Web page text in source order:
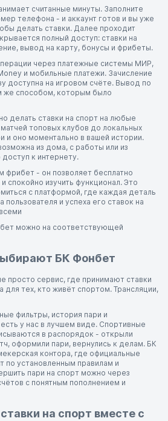
считанные минуты. Заполните
телефона - и аккаунт готов и вы уже
делать ставки. Далее проходит
полный доступ: ставки на
вывод на карту, бонусы и фрибеты.
через платежные системы МИР,
и мобильные платежи. Зачисление
доступна на игровом счёте. Вывод по
же способом, которым было
делать ставки на спорт на любые
топовых клубов до локальных
и оно моментально в вашей истории.
из дома, с работы или из
к интернету.
- он позволяет бесплатно
спокойно изучить функционал. Это
с платформой, где каждая деталь
и успеха его ставок на
можно на соответствующей
БК Фонбет
просто сервис, где принимают ставки
для тех, кто живёт спортом. Трансляции,
фильтры, история пари и
у нас в лучшем виде. Спортивные
в распорядок - открыли
оформили пари, вернулись к делам. БК
контора, где официальные
по установленным правилам и
пари на спорт можно через
с понятным пополнением и
на спорт вместе с